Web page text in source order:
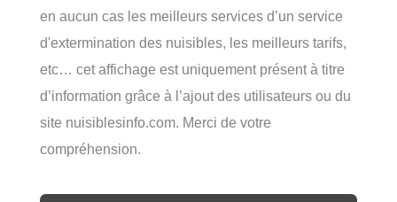
en aucun cas les meilleurs services d’un service
d'extermination des nuisibles, les meilleurs tarifs,
etc… cet affichage est uniquement présent à titre
d’information grâce à l’ajout des utilisateurs ou du
site nuisiblesinfo.com. Merci de votre
compréhension.